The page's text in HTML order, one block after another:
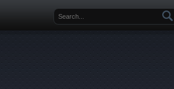
Search form